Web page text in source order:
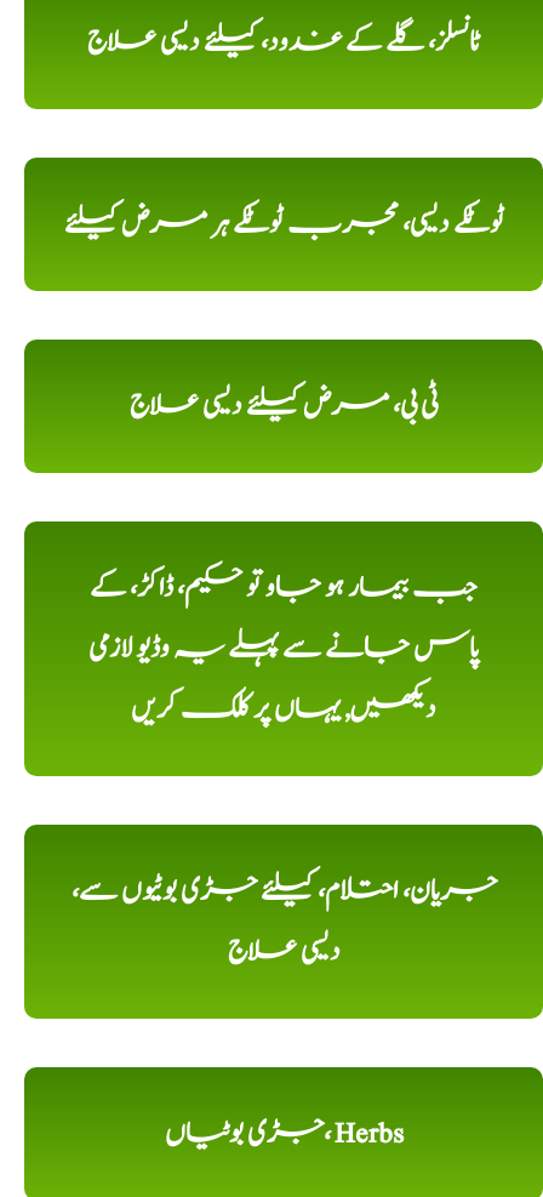
ٹانسلز، گلے کے غدود، کیلئے دیسی علاج
ٹوٹکے دیسی، مجرب ٹوٹکے ہر مرض کیلئے
ٹی بی، مرض کیلئے دیسی علاج
جب بیمار ہو جاو تو حکیم، ڈاکڑ، کے
پاس جانے سے پہلے یہ وڈیو لازمی
دیکھیں, یہاں پر کلک کریں
جریان، احتلام، کیلئے جڑی بوٹیوں سے،
دیسی علاج
جڑی بوٹیاں، Herbs